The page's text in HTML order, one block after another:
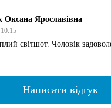
Оксана Ярославівна
світшот. Чоловік
Написати відгук